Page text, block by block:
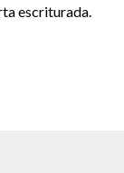
escriturada.